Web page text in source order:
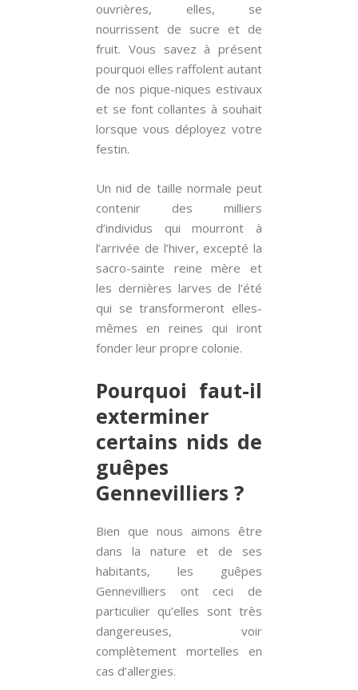
ouvrières, elles, se
nourrissent de sucre et de
fruit. Vous savez à présent
pourquoi elles raffolent autant
de nos pique-niques estivaux
et se font collantes à souhait
lorsque vous déployez votre
festin.
Un nid de taille normale peut
contenir des milliers
d’individus qui mourront à
l’arrivée de l’hiver, excepté la
sacro-sainte reine mère et
les dernières larves de l’été
qui se transformeront elles-
mêmes en reines qui iront
fonder leur propre colonie.
Pourquoi faut-il
exterminer
certains nids de
guêpes
Gennevilliers ?
Bien que nous aimons être
dans la nature et de ses
habitants, les guêpes
Gennevilliers ont ceci de
particulier qu’elles sont très
dangereuses, voir
complètement mortelles en
cas d’allergies.